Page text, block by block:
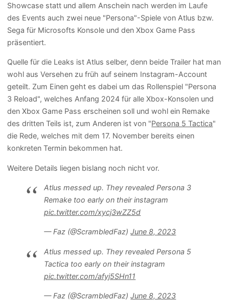
Showcase statt und allem Anschein nach werden im Laufe
des Events auch zwei neue "Persona"-Spiele von Atlus bzw.
Sega für Microsofts Konsole und den Xbox Game Pass
präsentiert.
Quelle für die Leaks ist Atlus selber, denn beide Trailer hat man
wohl aus Versehen zu früh auf seinem Instagram-Account
geteilt. Zum Einen geht es dabei um das Rollenspiel "Persona
3 Reload", welches Anfang 2024 für alle Xbox-Konsolen und
den Xbox Game Pass erscheinen soll und wohl ein Remake
des dritten Teils ist, zum Anderen ist von "Persona 5 Tactica"
die Rede, welches mit dem 17. November bereits einen
konkreten Termin bekommen hat.
Weitere Details liegen bislang noch nicht vor.
Atlus messed up. They revealed Persona 3
Remake too early on their instagram
pic.twitter.com/xycj3wZZ5d
— Faz (@ScrambledFaz)June 8, 2023
Atlus messed up. They revealed Persona 5
Tactica too early on their instagram
pic.twitter.com/afyj5SHn11
— Faz (@ScrambledFaz)June 8, 2023